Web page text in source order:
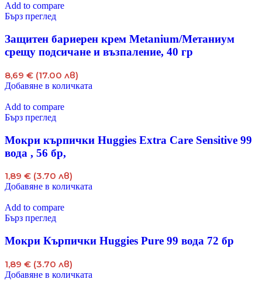
Add to compare
Бърз преглед
Защитен бариерен крем Metanium/Метаниум
срещу подсичане и възпаление, 40 гр
8,69 € (17.00 лв)
Добавяне в количката
Add to compare
Бърз преглед
Мокри кърпички Huggies Extra Care Sensitive 99
вода , 56 бр,
1,89 € (3.70 лв)
Добавяне в количката
Add to compare
Бърз преглед
Мокри Кърпички Huggies Pure 99 вода 72 бр
1,89 € (3.70 лв)
Добавяне в количката